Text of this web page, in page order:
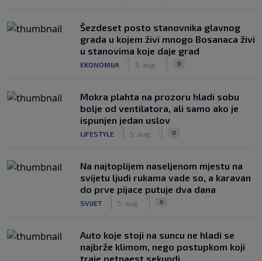
Šezdeset posto stanovnika glavnog
grada u kojem živi mnogo Bosanaca živi
u stanovima koje daje grad
EKONOMIJA 5. aug. 0
Mokra plahta na prozoru hladi sobu
bolje od ventilatora, ali samo ako je
ispunjen jedan uslov
LIFESTYLE 5. aug. 0
Na najtoplijem naseljenom mjestu na
svijetu ljudi rukama vade so, a karavan
do prve pijace putuje dva dana
SVIJET 5. aug. 0
Auto koje stoji na suncu ne hladi se
najbrže klimom, nego postupkom koji
traje petnaest sekundi